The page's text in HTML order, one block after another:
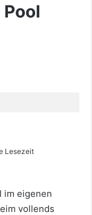
Lesezeit
im eigenen
vollends